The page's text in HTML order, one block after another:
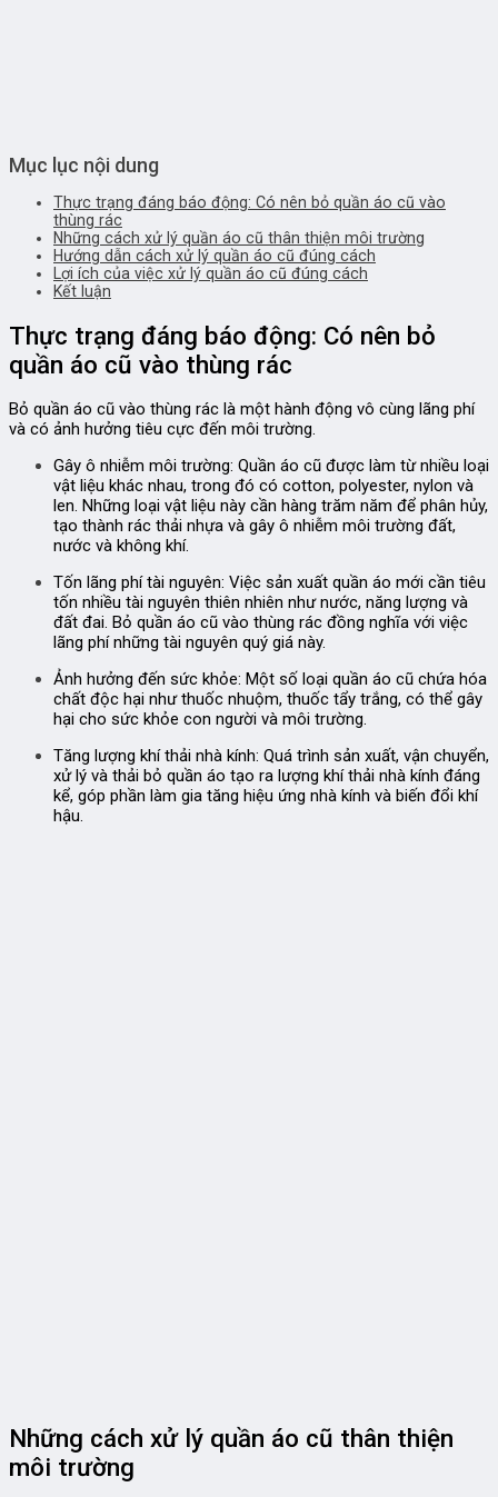
Mục lục nội dung
Thực trạng đáng báo động: Có nên bỏ quần áo cũ vào
thùng rác
Những cách xử lý quần áo cũ thân thiện môi trường
Hướng dẫn cách xử lý quần áo cũ đúng cách
Lợi ích của việc xử lý quần áo cũ đúng cách
Kết luận
Thực trạng đáng báo động: Có nên bỏ
quần áo cũ vào thùng rác
Bỏ quần áo cũ vào thùng rác là một hành động vô cùng lãng phí
và có ảnh hưởng tiêu cực đến môi trường.
Gây ô nhiễm môi trường: Quần áo cũ được làm từ nhiều loại
vật liệu khác nhau, trong đó có cotton, polyester, nylon và
len. Những loại vật liệu này cần hàng trăm năm để phân hủy,
tạo thành rác thải nhựa và gây ô nhiễm môi trường đất,
nước và không khí.
Tốn lãng phí tài nguyên: Việc sản xuất quần áo mới cần tiêu
tốn nhiều tài nguyên thiên nhiên như nước, năng lượng và
đất đai. Bỏ quần áo cũ vào thùng rác đồng nghĩa với việc
lãng phí những tài nguyên quý giá này.
Ảnh hưởng đến sức khỏe: Một số loại quần áo cũ chứa hóa
chất độc hại như thuốc nhuộm, thuốc tẩy trắng, có thể gây
hại cho sức khỏe con người và môi trường.
Tăng lượng khí thải nhà kính: Quá trình sản xuất, vận chuyển,
xử lý và thải bỏ quần áo tạo ra lượng khí thải nhà kính đáng
kể, góp phần làm gia tăng hiệu ứng nhà kính và biến đổi khí
hậu.
Những cách xử lý quần áo cũ thân thiện
môi trường